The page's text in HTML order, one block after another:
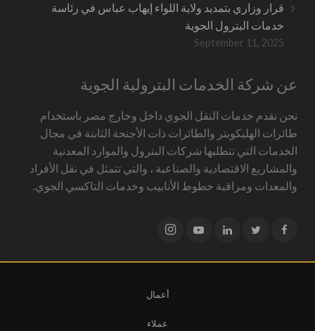
قرار وزاري بتمديد ولاية اللواء إيهاب عباس في رئاسة
خدمات البترول الجوية
September 11, 2025
عن شركة الخدمات البترولية الجوية
نحن نقدم خدمات النقل الجوي داخل وخارج مصر باستخدام
طائرات الهليكوبتر والطائرات ذات الأجنحة الثابتة في مجال
الخدمات التي تتطلبها شركات البترول والموارد المعدنية
والمشاريع الاقتصادية والصناعية ، والتي تتمثل في نقل الأفراد
والمعدات ومراقبة خطوط الأنابيب وخدمات التاكسي الجوي.
أعمال
عملاء